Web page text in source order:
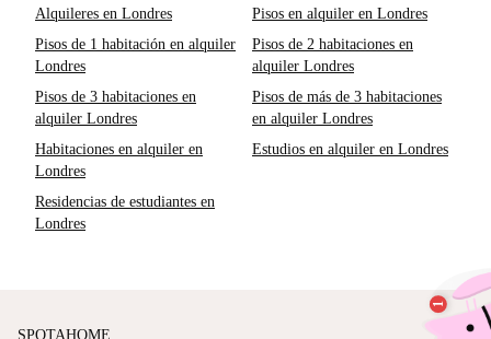
Alquileres en Londres
Pisos en alquiler en Londres
Pisos de 1 habitación en alquiler
Londres
Pisos de 2 habitaciones en
alquiler Londres
Pisos de 3 habitaciones en
alquiler Londres
Pisos de más de 3 habitaciones
en alquiler Londres
Habitaciones en alquiler en
Londres
Estudios en alquiler en Londres
Residencias de estudiantes en
Londres
SPOTAHOME